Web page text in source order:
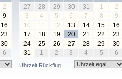
2
9
16
23
30
6
27 28 29 30 31 1
2
3
4 5 6 7 8
9
10
11 12 13 14 15
16
17
18 19 20 21 22
23
24
25 26 27 28 29
30
31
1 2 3 4 5 6
Uhrzeit Rückflug